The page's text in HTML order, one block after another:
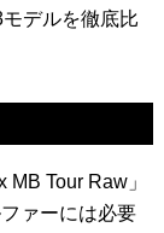
デルを徹底比
Tour Raw」
ァーには必要